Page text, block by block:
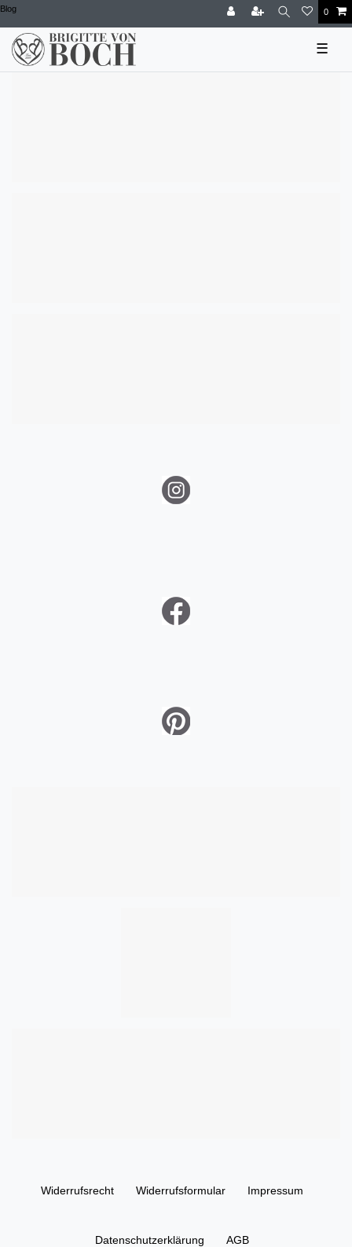
Blog 0
☰
Widerrufs­recht Widerrufs­formular Impressum
Daten­schutz­erklärung AGB